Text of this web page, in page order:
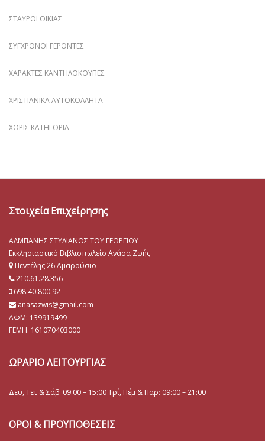
ΣΤΑΥΡΟΊ ΟΙΚΊΑΣ
ΣΎΓΧΡΟΝΟΙ ΓΈΡΟΝΤΕΣ
ΧΑΡΑΚΤΈΣ ΚΑΝΤΗΛΌΚΟΥΠΕΣ
ΧΡΙΣΤΙΑΝΙΚΆ ΑΥΤΟΚΌΛΛΗΤΑ
ΧΩΡΊΣ ΚΑΤΗΓΟΡΊΑ
Στοιχεία Επιχείρησης
ΑΛΜΠΑΝΗΣ ΣΤΥΛΙΑΝΟΣ ΤΟΥ ΓΕΩΡΓΙΟΥ
Εκκλησιαστικό Βιβλιοπωλείο Ανάσα Ζωής
Πεντέλης 26 Αμαρούσιο
210.61.28.356
698.40.800.92
anasazwis@gmail.com
ΑΦΜ: 139919499
ΓΕΜΗ: 161070403000
ΩΡΑΡΙΟ ΛΕΙΤΟΥΡΓΙΑΣ
Δευ, Τετ & Σάβ: 09:00 – 15:00 Τρί, Πέμ & Παρ: 09:00 – 21:00
ΟΡΟΙ & ΠΡΟΥΠΟΘΕΣΕΙΣ